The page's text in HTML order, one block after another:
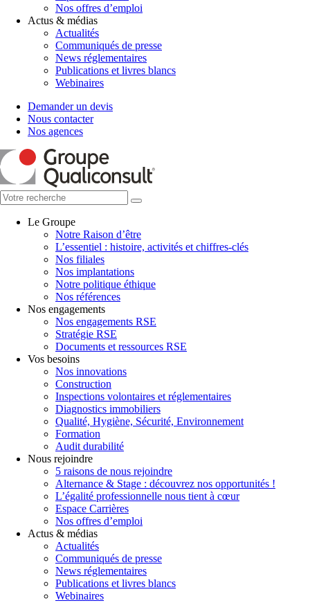
Nos offres d’emploi
Actus & médias
Actualités
Communiqués de presse
News réglementaires
Publications et livres blancs
Webinaires
Demander un devis
Nous contacter
Nos agences
Le Groupe
Notre Raison d’être
L’essentiel : histoire, activités et chiffres-clés
Nos filiales
Nos implantations
Notre politique éthique
Nos références
Nos engagements
Nos engagements RSE
Stratégie RSE
Documents et ressources RSE
Vos besoins
Nos innovations
Construction
Inspections volontaires et réglementaires
Diagnostics immobiliers
Qualité, Hygiène, Sécurité, Environnement
Formation
Audit durabilité
Nous rejoindre
5 raisons de nous rejoindre
Alternance & Stage : découvrez nos opportunités !
L’égalité professionnelle nous tient à cœur
Espace Carrières
Nos offres d’emploi
Actus & médias
Actualités
Communiqués de presse
News réglementaires
Publications et livres blancs
Webinaires